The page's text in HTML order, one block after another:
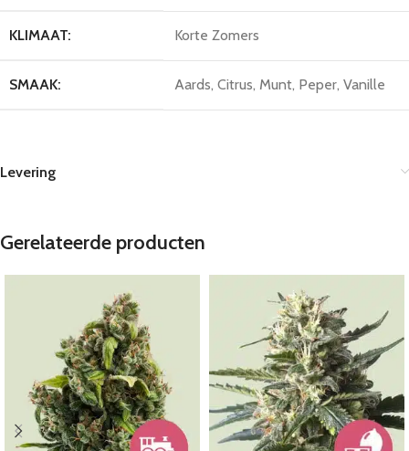
KLIMAAT: Korte Zomers
SMAAK: Aards, Citrus, Munt, Peper, Vanille
Levering
Gerelateerde producten